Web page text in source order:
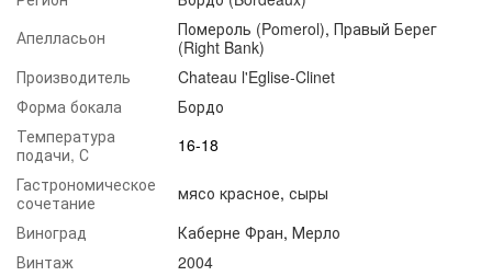
Апелласьон
Помероль (Pomerol), Правый Берег
(Right Bank)
Производитель
Chateau l'Eglise-Clinet
Форма бокала
Бордо
Температура
подачи, С
16-18
Гастрономическое
сочетание
мясо красное, сыры
Виноград
Каберне Фран, Мерло
Винтаж
2004